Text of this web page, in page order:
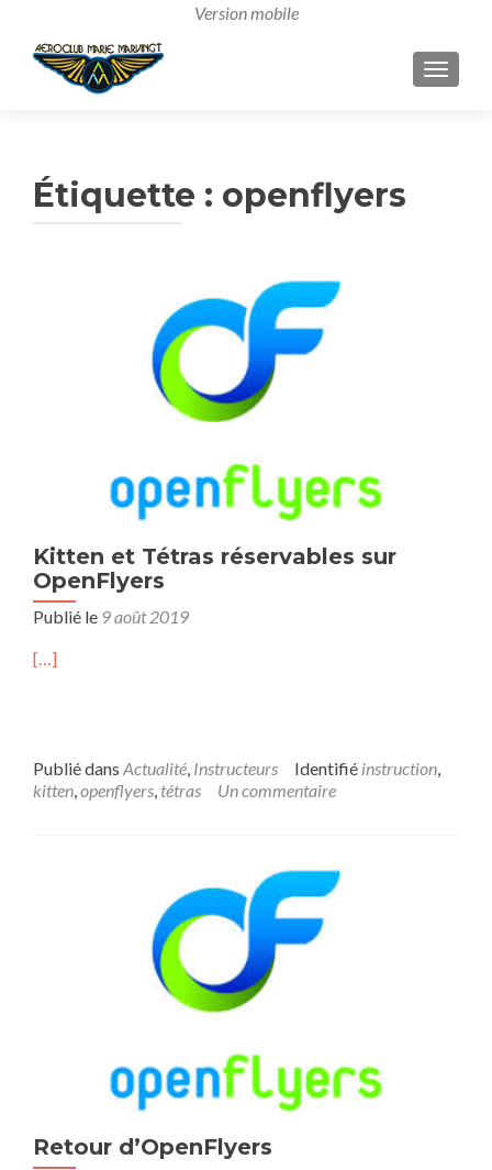
Étiquette : openflyers
Kitten et Tétras réservables sur
OpenFlyers
Publié le 9 août 2019
[…]
Publié dans Actualité, Instructeurs Identifié instruction,
kitten,openflyers, tétras Un commentaire
Retour d’OpenFlyers